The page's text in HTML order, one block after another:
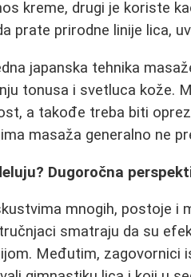
kreme, drugi je koriste
prate prirodne linije lica,
japanska tehnika
tonusa i svetluca kože.
a takođe treba biti
masaža generalno ne
Dugoročna
mnogih, postoje i
smatraju da su
Međutim, zagovornici